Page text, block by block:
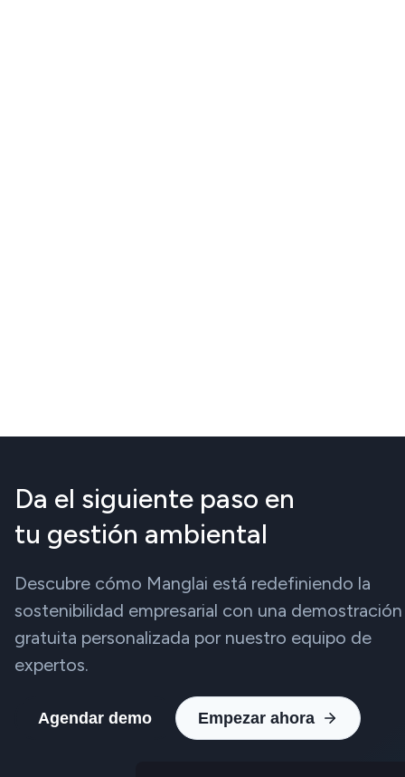
Da el siguiente paso en
tu gestión ambiental
Descubre cómo Manglai está redefiniendo la
sostenibilidad empresarial con una demostración
gratuita personalizada por nuestro equipo de
expertos.
Agendar demo Empezar ahora